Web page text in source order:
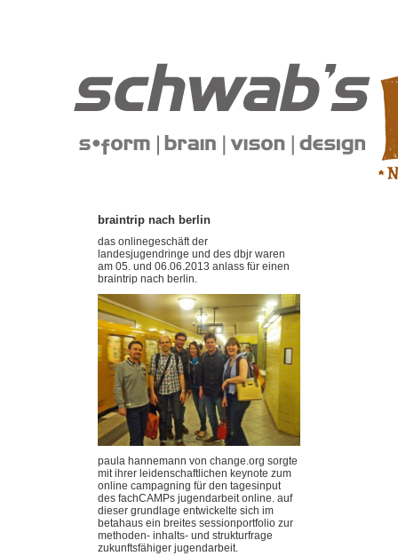
braintrip nach berlin
das onlinegeschäft der
landesjugendringe und des dbjr waren
am 05. und 06.06.2013 anlass für einen
braintrip nach berlin.
paula hannemann von change.org sorgte
mit ihrer leidenschaftlichen keynote zum
online campagning für den tagesinput
des fachCAMPs jugendarbeit online. auf
dieser grundlage entwickelte sich im
betahaus ein breites sessionportfolio zur
methoden- inhalts- und strukturfrage
zukunftsfähiger jugendarbeit.